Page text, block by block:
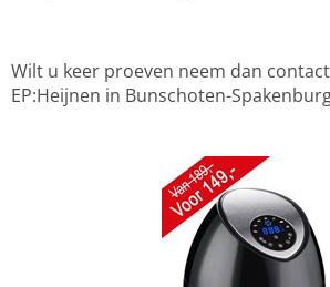
Wilt u keer proeven neem dan
EP:Heijnen in Bunschoten-